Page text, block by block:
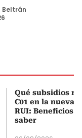
Beltrán
Qué subsidios
C01 en la nueva
RUI: Beneficios
saber